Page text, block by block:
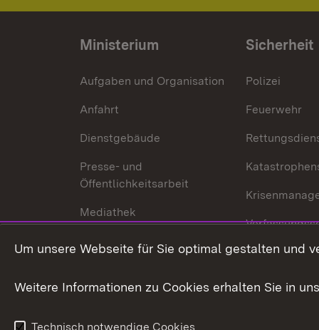
Ministerium
Aufgaben und Organisation
Anfahrt
Dienstgebäude
Presse- und
Öffentlichkeitsarbeit
Mediathek
Publikationen
Sicherheit
Polizei
Feuerwehr
Datenschutz
Um unsere Webseite für Sie optimal gestalten und
Weitere Informationen zu Cookies erhalten Sie in
Technisch notwendige Cookies